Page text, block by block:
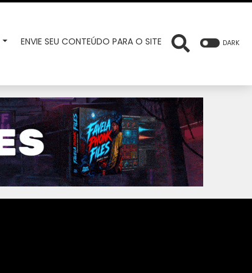
ENVIE SEU CONTEÚDO PARA O SITE DARK